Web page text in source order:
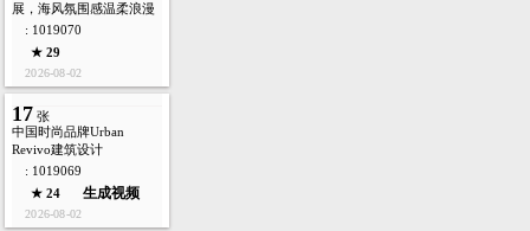
展，海风氛围感温柔浪漫
: 1019070
★ 29
2026-08-02
17 张
中国时尚品牌Urban
Revivo建筑设计
: 1019069
★ 24
生成视频
2026-08-02